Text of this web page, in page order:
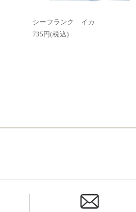
シーフランク イカ
735円(税込)